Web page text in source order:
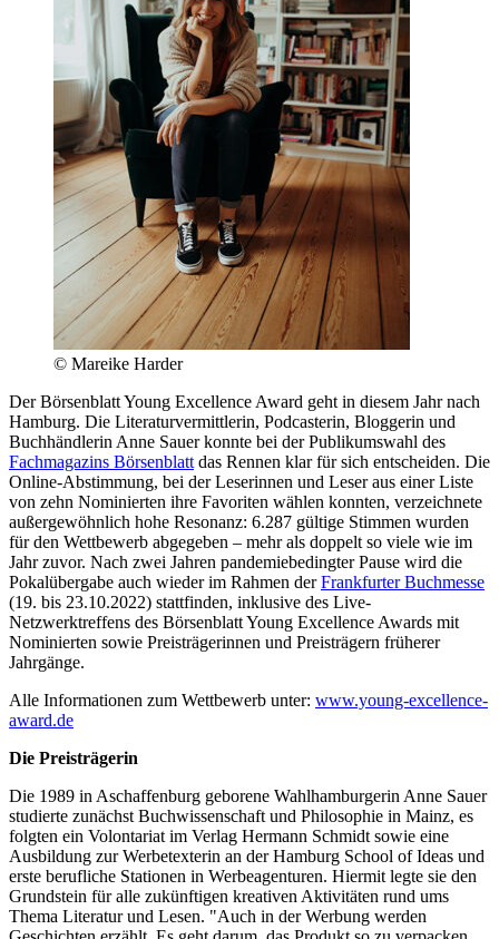
© Mareike Harder
Der Börsenblatt Young Excellence Award geht in diesem Jahr nach
Hamburg. Die Literaturvermittlerin, Podcasterin, Bloggerin und
Buchhändlerin Anne Sauer konnte bei der Publikumswahl des
Fachmagazins Börsenblatt das Rennen klar für sich entscheiden. Die
Online-Abstimmung, bei der Leserinnen und Leser aus einer Liste
von zehn Nominierten ihre Favoriten wählen konnten, verzeichnete
außergewöhnlich hohe Resonanz: 6.287 gültige Stimmen wurden
für den Wettbewerb abgegeben – mehr als doppelt so viele wie im
Jahr zuvor. Nach zwei Jahren pandemiebedingter Pause wird die
Pokalübergabe auch wieder im Rahmen derFrankfurter Buchmesse
(19. bis 23.10.2022) stattfinden, inklusive des Live-
Netzwerktreffens des Börsenblatt Young Excellence Awards mit
Nominierten sowie Preisträgerinnen und Preisträgern früherer
Jahrgänge.
Alle Informationen zum Wettbewerb unter: www.young-excellence-
award.de
Die Preisträgerin
Die 1989 in Aschaffenburg geborene Wahlhamburgerin Anne Sauer
studierte zunächst Buchwissenschaft und Philosophie in Mainz, es
folgten ein Volontariat im Verlag Hermann Schmidt sowie eine
Ausbildung zur Werbetexterin an der Hamburg School of Ideas und
erste berufliche Stationen in Werbeagenturen. Hiermit legte sie den
Grundstein für alle zukünftigen kreativen Aktivitäten rund ums
Thema Literatur und Lesen. "Auch in der Werbung werden